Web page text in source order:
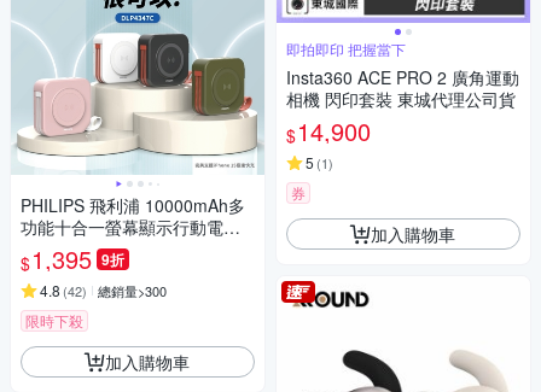
PHILIPS 飛利浦 10000mAh多
功能十合一螢幕顯示行動電源
DLP4347C
$1,395 9折
4.8 (42) 總銷量>300
限時下殺
加入購物車
即拍即印 把握當下
Insta360 ACE PRO 2 廣角運動
相機 閃印套裝 東城代理公司貨
$14,900
5 (1)
券
加入購物車